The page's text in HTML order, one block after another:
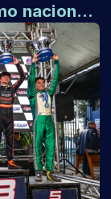
nacional